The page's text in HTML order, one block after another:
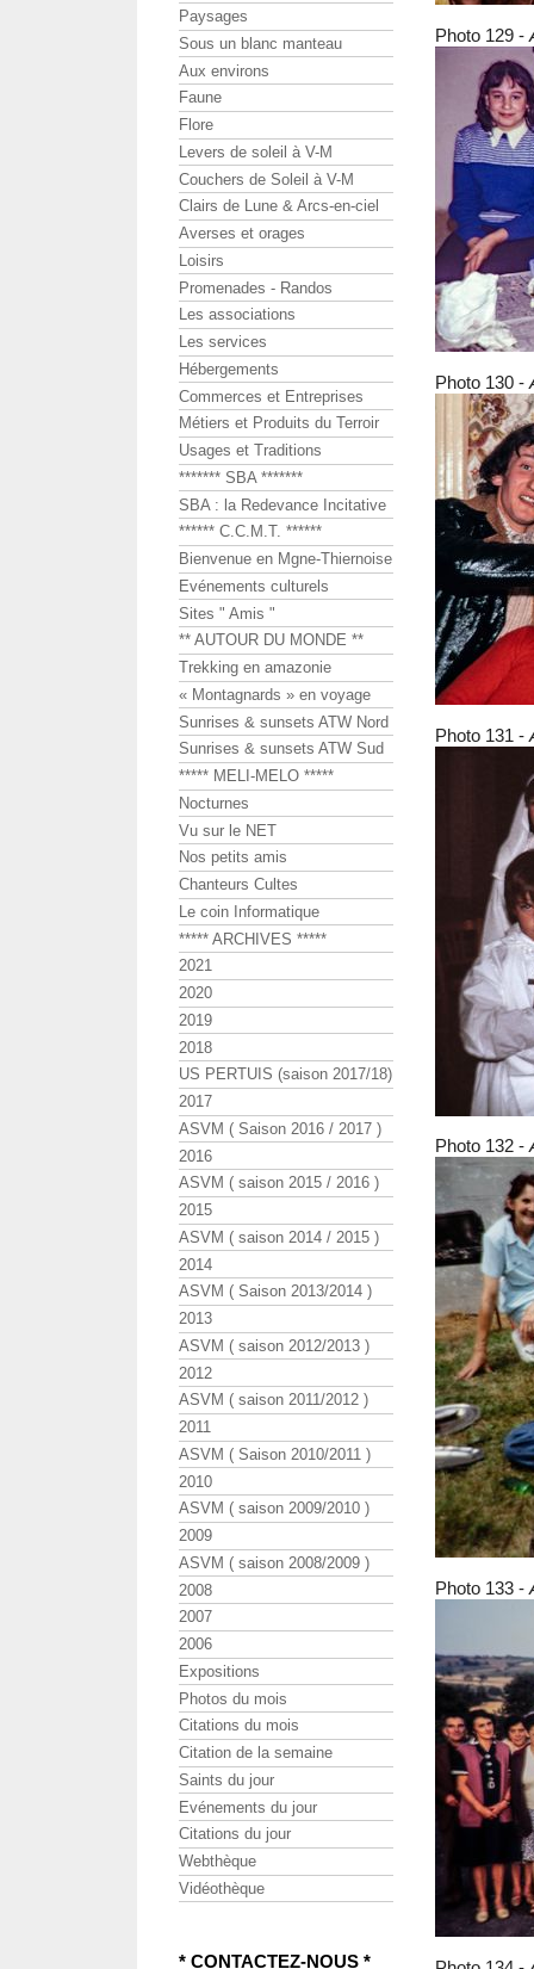
Photo 129 -
Photo 130 -
Photo 131 -
Photo 132 -
Photo 133 -
Paysages
Sous un blanc manteau
Aux environs
Faune
Flore
Levers de soleil à V-M
Couchers de Soleil à V-M
Clairs de Lune & Arcs-en-ciel
Averses et orages
Loisirs
Promenades - Randos
Les associations
Les services
Hébergements
Commerces et Entreprises
Métiers et Produits du Terroir
Usages et Traditions
******* SBA *******
SBA : la Redevance Incitative
****** C.C.M.T. ******
Bienvenue en Mgne-Thiernoise
Evénements culturels
Sites " Amis "
** AUTOUR DU MONDE **
Trekking en amazonie
« Montagnards » en voyage
Sunrises & sunsets ATW Nord
Sunrises & sunsets ATW Sud
***** MELI-MELO *****
Nocturnes
Vu sur le NET
Nos petits amis
Chanteurs Cultes
Le coin Informatique
***** ARCHIVES *****
2021
2020
2019
2018
US PERTUIS (saison 2017/18)
2017
ASVM ( Saison 2016 / 2017 )
2016
ASVM ( saison 2015 / 2016 )
2015
ASVM ( saison 2014 / 2015 )
2014
ASVM ( Saison 2013/2014 )
2013
ASVM ( saison 2012/2013 )
2012
ASVM ( saison 2011/2012 )
2011
ASVM ( Saison 2010/2011 )
2010
ASVM ( saison 2009/2010 )
2009
ASVM ( saison 2008/2009 )
2008
2007
2006
Expositions
Photos du mois
Citations du mois
Citation de la semaine
Saints du jour
Evénements du jour
Citations du jour
Webthèque
Vidéothèque
* CONTACTEZ-NOUS *